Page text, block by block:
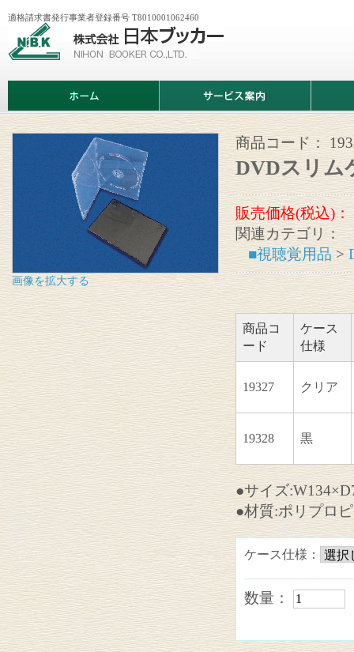
会
日
ッ
カ
適格請求書発行事業者登録番号 T8010001062460
ム
ビ
案
情
画像を拡大する
商品コード：
DVDスリム
販売価格(税込)：
関連カテゴリ：
■視聴覚用品 >
商品コ
ード
ケース
仕様
19327 クリア
19328 黒
●サイズ
●材質:ポリプロ
ケース仕様：
数量：